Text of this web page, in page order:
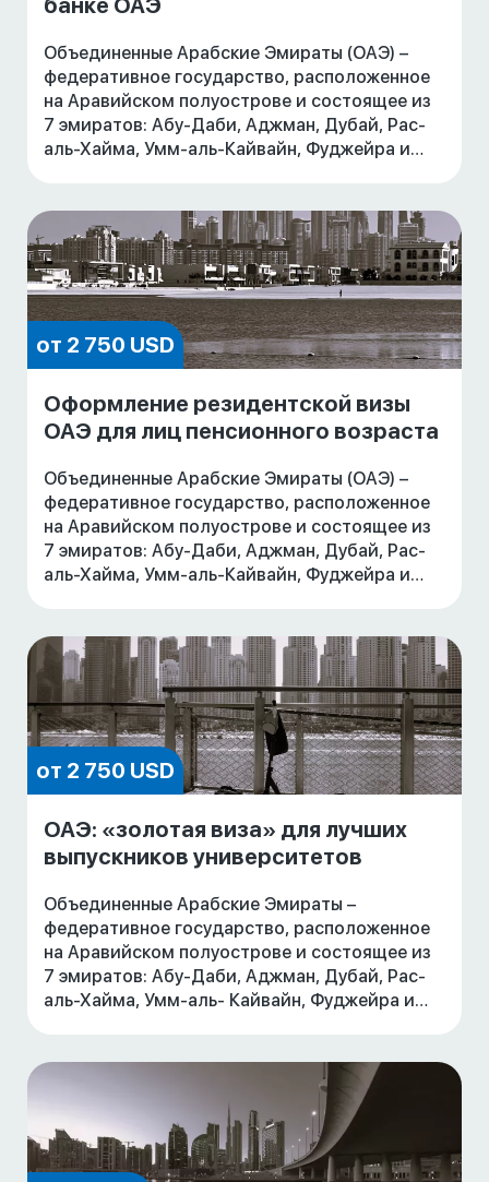
банке ОАЭ
Объединенные Арабские Эмираты (ОАЭ) –
федеративное государство, расположенное
на Аравийском полуострове и состоящее из
7 эмиратов: Абу-Даби, Аджман, Дубай, Рас-
аль-Хайма, Умм-аль-Кайвайн, Фуджейра и
Быстрорастущая экономика, благоприятные
от 2 750 USD
Оформление резидентской визы
ОАЭ для лиц пенсионного возраста
Объединенные Арабские Эмираты (ОАЭ) –
федеративное государство, расположенное
на Аравийском полуострове и состоящее из
7 эмиратов: Абу-Даби, Аджман, Дубай, Рас-
аль-Хайма, Умм-аль-Кайвайн, Фуджейра и
Быстрорастущая экономика, благоприятные
от 2 750 USD
ОАЭ: «золотая виза» для лучших
выпускников университетов
Объединенные Арабские Эмираты –
федеративное государство, расположенное
на Аравийском полуострове и состоящее из
7 эмиратов: Абу-Даби, Аджман, Дубай, Рас-
аль-Хайма, Умм-аль- Кайвайн, Фуджейра и
Быстрорастущая экономика, благоприятные